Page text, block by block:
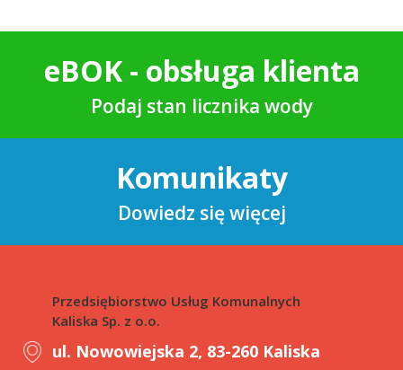
eBOK - obsługa klienta
Podaj stan licznika wody
Komunikaty
Dowiedz się więcej
Przedsiębiorstwo Usług Komunalnych
Kaliska Sp. z o.o.
ul. Nowowiejska 2, 83-260 Kaliska